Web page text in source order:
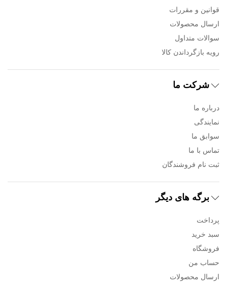
قوانین و مقررات
ارسال محصولات
سوالات متداول
رویه بازگرداندن کالا
شرکت ما
درباره ما
نمایندگی
سوابق ما
تماس با ما
ثبت نام فروشندگان
برگه های دیگر
پرداخت
سبد خرید
فروشگاه
حساب من
ارسال محصولات